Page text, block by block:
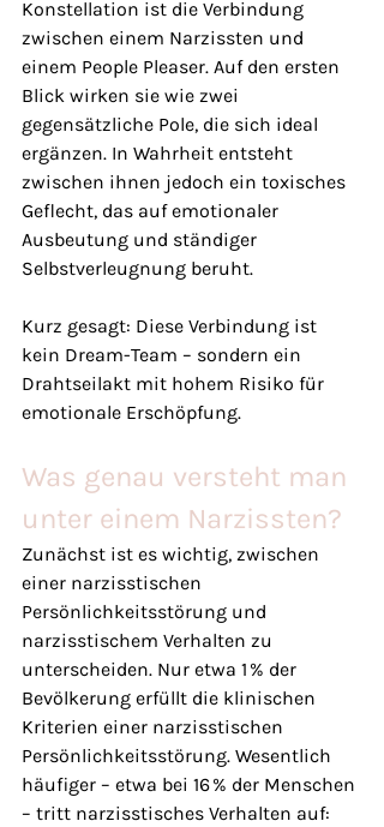
Konstellation ist die Verbindung
zwischen einem Narzissten und
einem People Pleaser. Auf den ersten
Blick wirken sie wie zwei
gegensätzliche Pole, die sich ideal
ergänzen. In Wahrheit entsteht
zwischen ihnen jedoch ein toxisches
Geflecht, das auf emotionaler
Ausbeutung und ständiger
Selbstverleugnung beruht.
Kurz gesagt: Diese Verbindung ist
kein Dream-Team – sondern ein
Drahtseilakt mit hohem Risiko für
emotionale Erschöpfung.
Was genau versteht man
unter einem Narzissten?
Zunächst ist es wichtig, zwischen
einer narzisstischen
Persönlichkeitsstörung und
narzisstischem Verhalten zu
unterscheiden. Nur etwa 1 % der
Bevölkerung erfüllt die klinischen
Kriterien einer narzisstischen
Persönlichkeitsstörung. Wesentlich
häufiger – etwa bei 16 % der Menschen
– tritt narzisstisches Verhalten auf: